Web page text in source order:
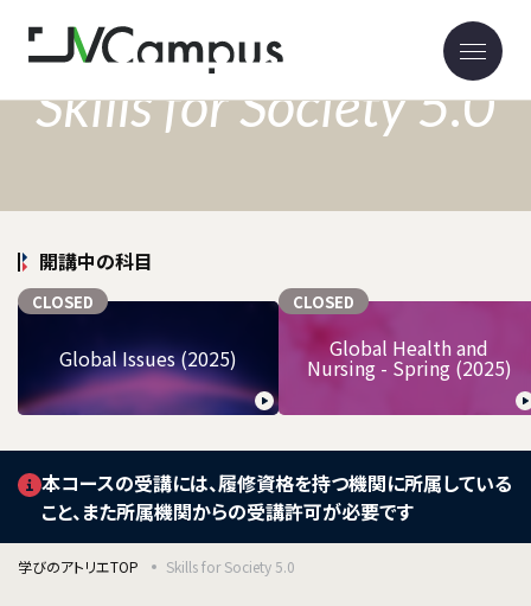
Skills for Society 5.0
開講中の科目
CLOSED
Global Issues (2025)
CLOSED
Global Health and
Nursing - Spring (2025)
本コースの受講には、履修資格を持つ機関に所属している
こと、また所属機関からの受講許可が必要です
学びのアトリエTOP Skills for Society 5.0